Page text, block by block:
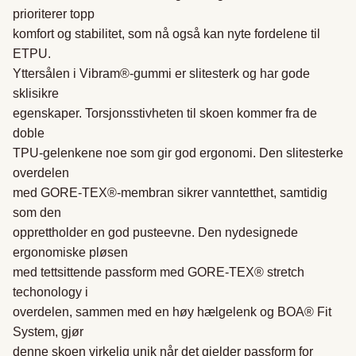
prioriterer topp
komfort og stabilitet, som nå også kan nyte fordelene til
ETPU.
Yttersålen i Vibram®-gummi er slitesterk og har gode
sklisikre
egenskaper. Torsjonsstivheten til skoen kommer fra de
doble
TPU-gelenkene noe som gir god ergonomi. Den slitesterke
overdelen
med GORE-TEX®-membran sikrer vanntetthet, samtidig
som den
opprettholder en god pusteevne. Den nydesignede
ergonomiske pløsen
med tettsittende passform med GORE-TEX® stretch
techonology i
overdelen, sammen med en høy hælgelenk og BOA® Fit
System, gjør
denne skoen virkelig unik når det gjelder passform for